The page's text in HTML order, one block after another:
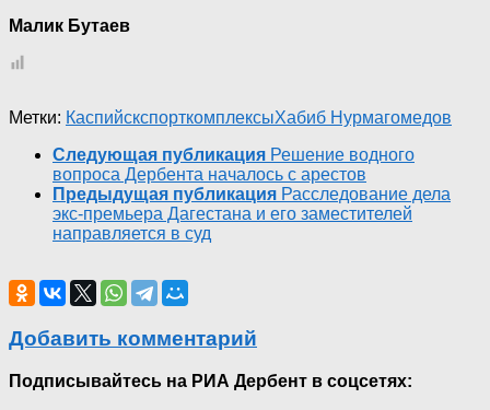
Малик Бутаев
Метки: КаспийскспорткомплексыХабиб Нурмагомедов
Следующая публикация Решение водного
вопроса Дербента началось с арестов
Предыдущая публикация Расследование дела
экс-премьера Дагестана и его заместителей
направляется в суд
Добавить комментарий
Подписывайтесь на РИА Дербент в соцсетях: